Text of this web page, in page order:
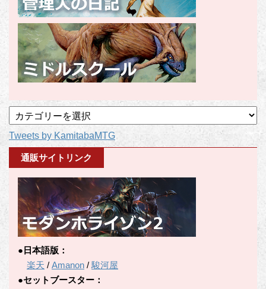
事
カ
テ
Tweets by KamitabaMTG
通販サイトリンク
●日本語版：
楽天 / Amanon /駿河屋
●セットブースター：